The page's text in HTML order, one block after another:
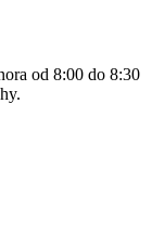
od 8:00 do 8:30